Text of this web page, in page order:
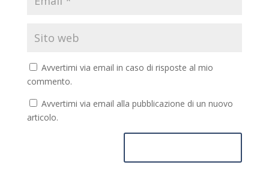
Avvertimi via email in caso di risposte al mio
commento.
Avvertimi via email alla pubblicazione di un nuovo
articolo.